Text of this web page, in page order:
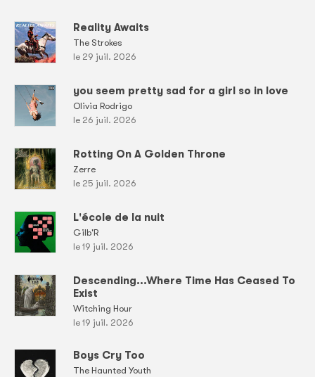
Reality Awaits
The Strokes
le 29 juil. 2026
you seem pretty sad for a girl so in love
Olivia Rodrigo
le 26 juil. 2026
Rotting On A Golden Throne
Zerre
le 25 juil. 2026
L'école de la nuit
Gilb'R
le 19 juil. 2026
Descending...Where Time Has Ceased To
Exist
Witching Hour
le 19 juil. 2026
Boys Cry Too
The Haunted Youth